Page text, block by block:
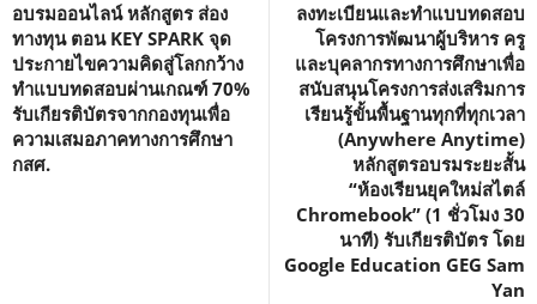
อบรมออนไลน์ หลักสูตร ส่อง
ทางทุน ตอน KEY SPARK จุด
ประกายไขความคิดสู่โลกกว้าง
ทำแบบทดสอบผ่านเกณฑ์ 70%
รับเกียรติบัตรจากกองทุนเพื่อ
ความเสมอภาคทางการศึกษา
กสศ.
ลงทะเบียนและทำแบบทดสอบ
โครงการพัฒนาผู้บริหาร ครู
และบุคลากรทางการศึกษาเพื่อ
สนับสนุนโครงการส่งเสริมการ
เรียนรู้ขั้นพื้นฐานทุกที่ทุกเวลา
(Anywhere Anytime)
หลักสูตรอบรมระยะสั้น
“ห้องเรียนยุคใหม่สไตล์
Chromebook” (1 ชั่วโมง 30
นาที) รับเกียรติบัตร โดย
Google Education GEG Sam
Yan